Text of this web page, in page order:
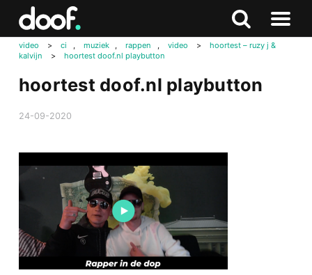
Zoeken
Naar
menu
video > ci , muziek , rappen , video >
hoortest – ruzy j &
kalvijn
> hoortest doof.nl playbutton
hoortest doof.nl playbutton
24-09-2020
Doof.nl
Zoeken
naar